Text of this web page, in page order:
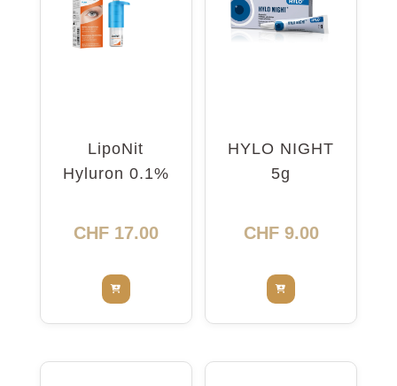
LipoNit
Hyluron 0.1%
CHF17.00
HYLO NIGHT
5g
CHF9.00